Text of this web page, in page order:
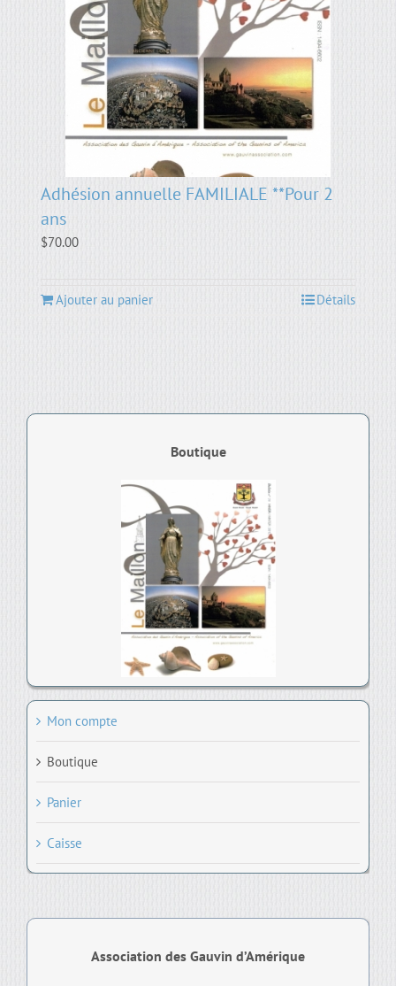
Adhésion annuelle FAMILIALE **Pour 2
ans
$70.00
Ajouter au panier Détails
Association des Gauvin d’Amérique
Boutique
Mon compte
Boutique
Panier
Caisse